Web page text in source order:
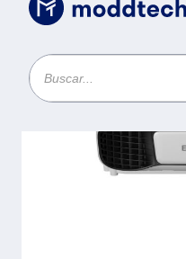
Electrónica/
4000